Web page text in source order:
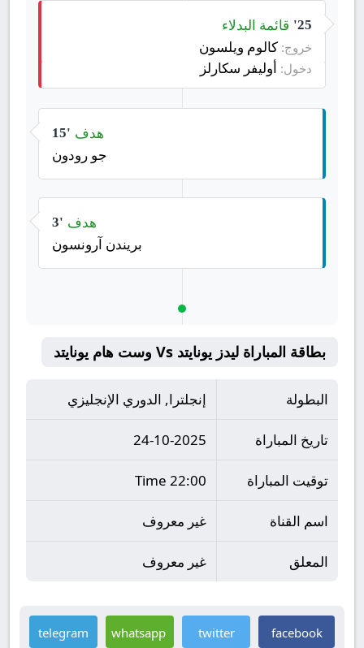
25' قائمة البدلاء
خروج: كالوم ويلسون
دخول: أوليفر سكارلز
15' هدف
جو رودون
3' هدف
بريندن آرونسون
بطاقة المباراة ليدز يونايتد Vs وست هام يونايتد
البطولة إنجلترا, الدوري الإنجليزي
تاريخ المباراة 24-10-2025
توقيت المباراة 22:00 Time
اسم القناة غير معروف
المعلق غير معروف
facebook
twitter
whatsapp
telegram